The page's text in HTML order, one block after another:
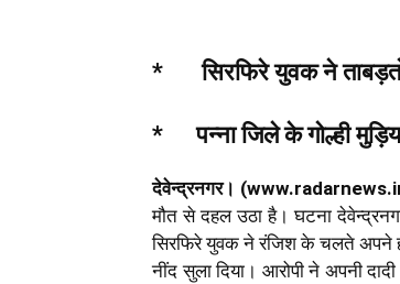
* सिरफिरे युवक ने
* पन्ना जिले के गोल्ही
देवेन्द्रनगर।
मौत से दहल उठा है। घटना
सिरफिरे युवक ने रंजिश के चलते अपने
नींद सुला दिया। आरोपी ने अपनी